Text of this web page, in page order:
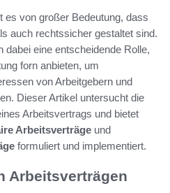
es von großer Bedeutung, dass
auch rechtssicher gestaltet sind.
dabei eine entscheidende Rolle,
forn anbieten, um
von Arbeitgebern und
Dieser Artikel untersucht die
Arbeitsvertrags und bietet
Arbeitsverträge und
formuliert und implementiert.
Arbeitsverträgen